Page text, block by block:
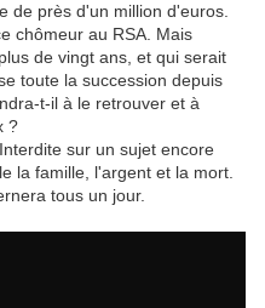
de près d'un million d'euros.
chômeur au RSA. Mais
de vingt ans, et qui serait
toute la succession depuis
t-il à le retrouver et à
?
sur un sujet encore
la famille, l'argent et la mort.
tous un jour.